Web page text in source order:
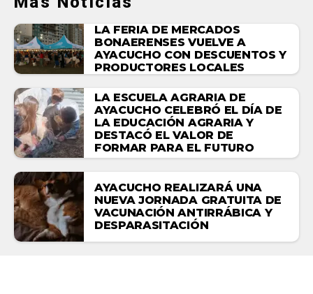
LA FERIA DE MERCADOS
BONAERENSES VUELVE A
AYACUCHO CON DESCUENTOS Y
PRODUCTORES LOCALES
LA ESCUELA AGRARIA DE
AYACUCHO CELEBRÓ EL DÍA DE
LA EDUCACIÓN AGRARIA Y
DESTACÓ EL VALOR DE
FORMAR PARA EL FUTURO
AYACUCHO REALIZARÁ UNA
NUEVA JORNADA GRATUITA DE
VACUNACIÓN ANTIRRÁBICA Y
DESPARASITACIÓN